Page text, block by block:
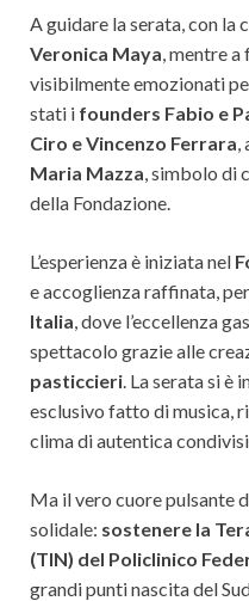
A guidare la serata, con la
Veronica Maya, mentre a
visibilmente emozionati
stati i founders Fabio e
Ciro e Vincenzo Ferrara,
Maria Mazza, simbolo di
della Fondazione.
L’esperienza è iniziata nel
e accoglienza raffinata,
Italia, dove l’eccellenza
spettacolo grazie alle
pasticcieri. La serata si è
esclusivo fatto di musica,
clima di autentica
Ma il vero cuore pulsante
solidale: sostenere la
(TIN) del Policlinico
grandi punti nascita del